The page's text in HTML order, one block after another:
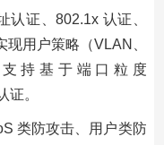
认证、802.1x 认证、
用户策略（VLAN、
持基于端口粒度
证。
类防攻击、用户类防